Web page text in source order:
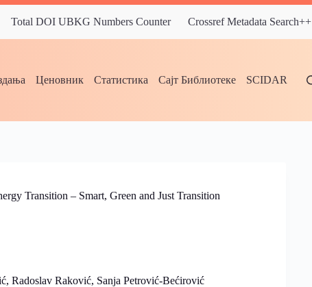
Total DOI UBKG Numbers Counter Crossref Metadata Search++
Ценовник Статистика Сајт Библиотеке SCIDAR
Transition – Smart, Green and Just Transition
Raković, Sanja Petrović-Bećirović